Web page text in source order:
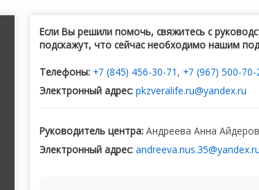
Если Вы решили помочь, свяжитесь с
подскажут, что сейчас необходимо нашим
Телефоны: +7 (845) 456-30-71 , +7 (967) 500-70-
Электронный адрес: pkzveralife.ru@yandex.ru
Руководитель центра: Андреева Анна
Электронный адрес: andreeva.nus.35@yandex.ru